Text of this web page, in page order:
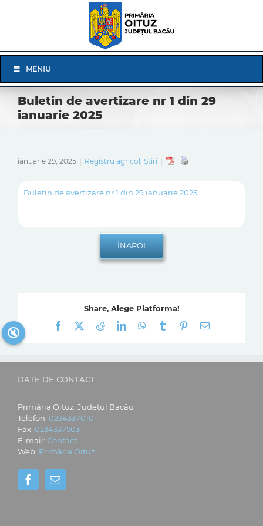
Navigation
MENIU
Buletin de avertizare nr 1 din 29
ianuarie 2025
ianuarie 29, 2025 Registru agricol , Știri
Buletin de avertizare nr 1 din 29 ianuarie 2025
Share, Alege Platforma!
Facebook
RedditLinkedInWhatsApp
Tumblr Pinterest
E-
DATE DE CONTACT
Primăria Oituz, Județul Bacău
Telefon: 0234337010
Fax: 0234337503
E-mail: Contact
Web: Primăria Oituz
🔇